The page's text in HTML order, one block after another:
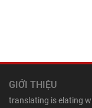
GIỚI THIỆU
translating is elating